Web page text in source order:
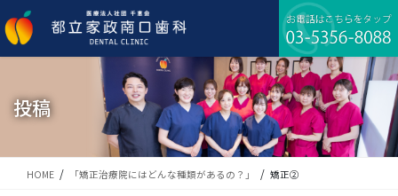
ン
テ
ビ
ゲ
移
投稿
HOME 「矯正治療院にはどんな種類があるの？」 矯正②